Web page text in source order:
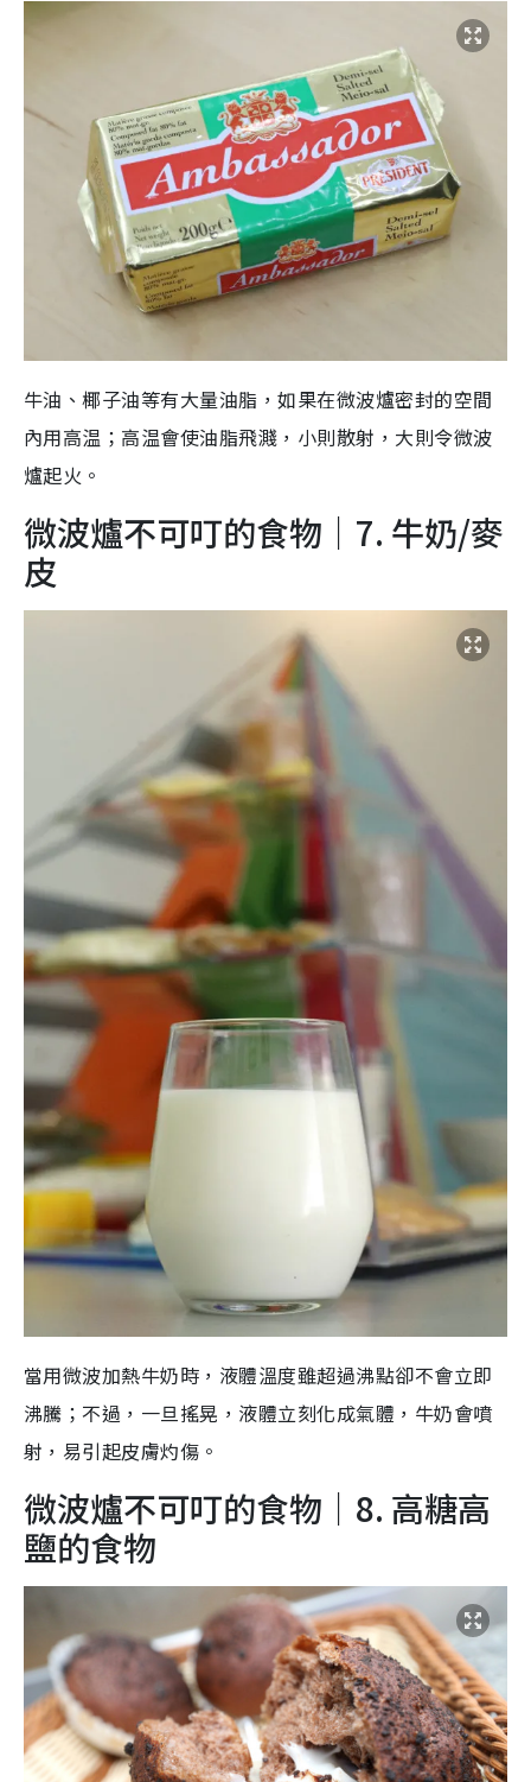
牛油、椰子油等有大量油脂，如果在微波爐密封的空間
內用高温；高温會使油脂飛濺，小則散射，大則令微波
爐起火。
微波爐不可叮的食物｜7. 牛奶/麥
皮
當用微波加熱牛奶時，液體溫度雖超過沸點卻不會立即
沸騰；不過，一旦搖晃，液體立刻化成氣體，牛奶會噴
射，易引起皮膚灼傷。
微波爐不可叮的食物｜8. 高糖高
鹽的食物